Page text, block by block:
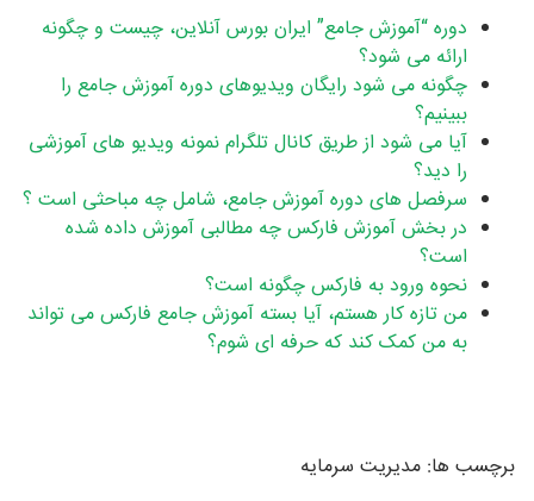
دوره “آموزش جامع” ایران بورس آنلاین، چیست و چگونه
ارائه می شود؟
چگونه می شود رایگان ویدیوهای دوره آموزش جامع را
ببینیم؟
آیا می شود از طریق کانال تلگرام نمونه ویدیو های آموزشی
را دید؟
سرفصل های دوره آموزش جامع، شامل چه مباحثی است ؟
در بخش آموزش فارکس چه مطالبی آموزش داده شده
است؟
نحوه ورود به فارکس چگونه است؟
من تازه کار هستم، آیا بسته آموزش جامع فارکس می تواند
به من کمک کند که حرفه ای شوم؟
برچسب ها: مدیریت سرمایه